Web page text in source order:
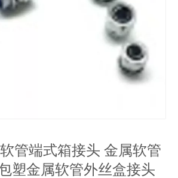
软管端式箱接头 金属软管
塑金属软管外丝盒接头